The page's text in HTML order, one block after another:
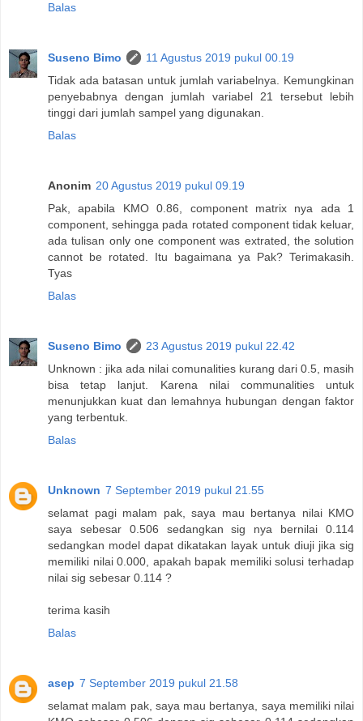
Balas
Suseno Bimo
11 Agustus 2019 pukul 00.19
Tidak ada batasan untuk jumlah variabelnya. Kemungkinan
penyebabnya dengan jumlah variabel 21 tersebut lebih
tinggi dari jumlah sampel yang digunakan.
Balas
Anonim 20 Agustus 2019 pukul 09.19
Pak, apabila KMO 0.86, component matrix nya ada 1
component, sehingga pada rotated component tidak keluar,
ada tulisan only one component was extrated, the solution
cannot be rotated. Itu bagaimana ya Pak? Terimakasih.
Tyas
Balas
Suseno Bimo
23 Agustus 2019 pukul 22.42
Unknown : jika ada nilai comunalities kurang dari 0.5, masih
bisa tetap lanjut. Karena nilai communalities untuk
menunjukkan kuat dan lemahnya hubungan dengan faktor
yang terbentuk.
Balas
Unknown 7 September 2019 pukul 21.55
selamat pagi malam pak, saya mau bertanya nilai KMO
saya sebesar 0.506 sedangkan sig nya bernilai 0.114
sedangkan model dapat dikatakan layak untuk diuji jika sig
memiliki nilai 0.000, apakah bapak memiliki solusi terhadap
nilai sig sebesar 0.114 ?
terima kasih
Balas
asep 7 September 2019 pukul 21.58
selamat malam pak, saya mau bertanya, saya memiliki nilai